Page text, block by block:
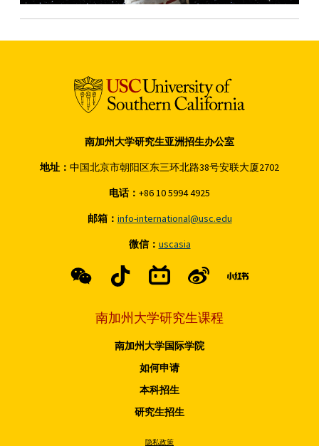
南加州大学研究生亚洲招生办公室
地址： 中国北京市朝阳区东三环北路38号安联大厦2702
电话： +86 10 5994 4925
邮箱： info-international@usc.edu
微信： uscasia
南加州大学研究生课程
南加州大学国际学院
如何申请
本科招生
研究生招生
隐私政策